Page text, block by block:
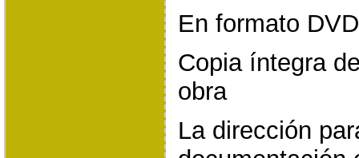
En formato
Copia íntegra
obra
La dirección